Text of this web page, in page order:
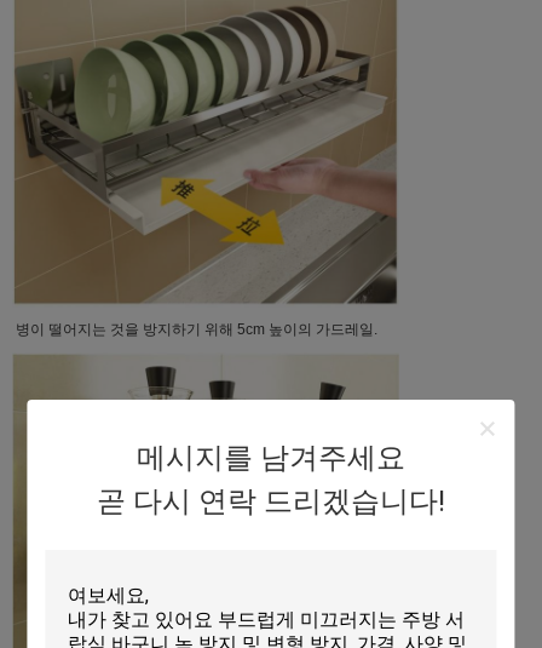
메시지를 남겨주세요
곧 다시 연락 드리겠습니다!
병이 떨어지는 것을 방지하기 위해 5cm 높이의 가드레일.